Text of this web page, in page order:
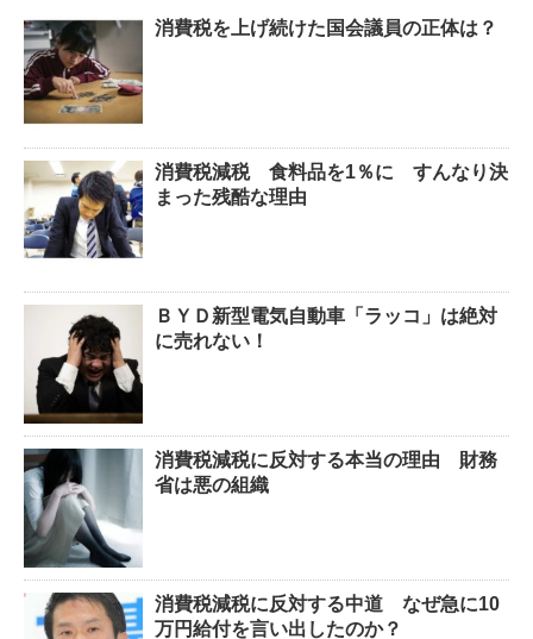
消費税を上げ続けた国会議員の正体は？
消費税減税 食料品を1％に すんなり決
まった残酷な理由
ＢＹＤ新型電気自動車「ラッコ」は絶対
に売れない！
消費税減税に反対する本当の理由 財務
省は悪の組織
消費税減税に反対する中道 なぜ急に10
万円給付を言い出したのか？